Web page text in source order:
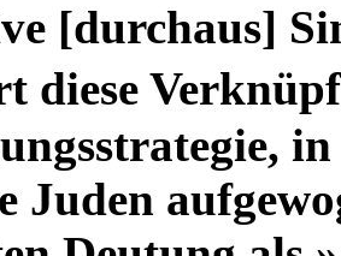
[durchaus]
diese
Juden